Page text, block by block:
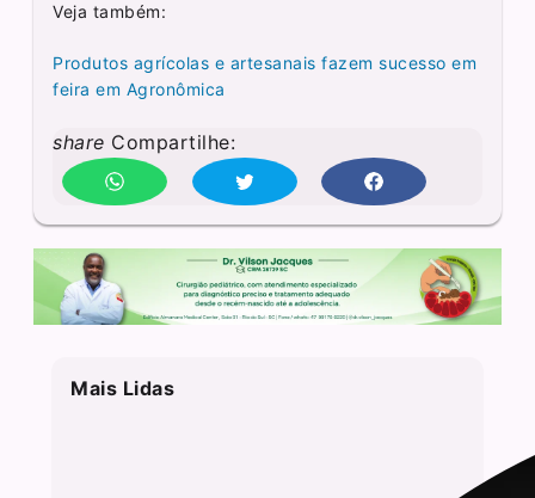
Veja também:
Produtos agrícolas e artesanais fazem sucesso em
feira em Agronômica
share Compartilhe:
Mais Lidas